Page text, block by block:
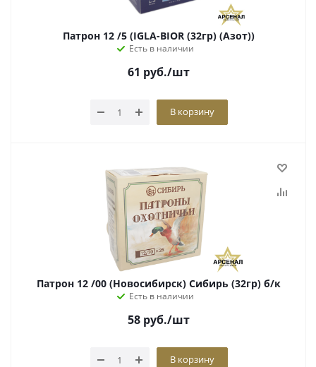
Патрон 12 /5 (IGLA-BIOR (32гр) (Азот))
Есть в наличии
61 руб./шт
В корзину
Патрон 12 /00 (Новосибирск) Сибирь (32гр) б/к
Есть в наличии
58 руб./шт
В корзину